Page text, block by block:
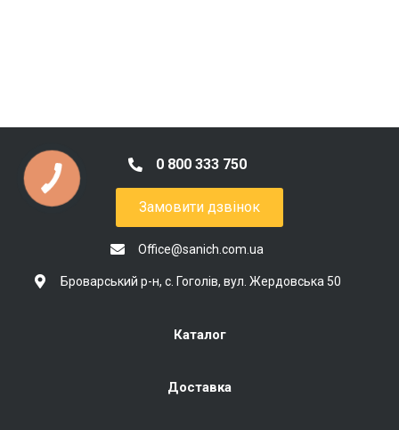
0 800 333 750
Замовити дзвінок
Office@sanich.com.ua
Броварський р-н, с. Гоголів, вул. Жердовська 50
Каталог
Доставка